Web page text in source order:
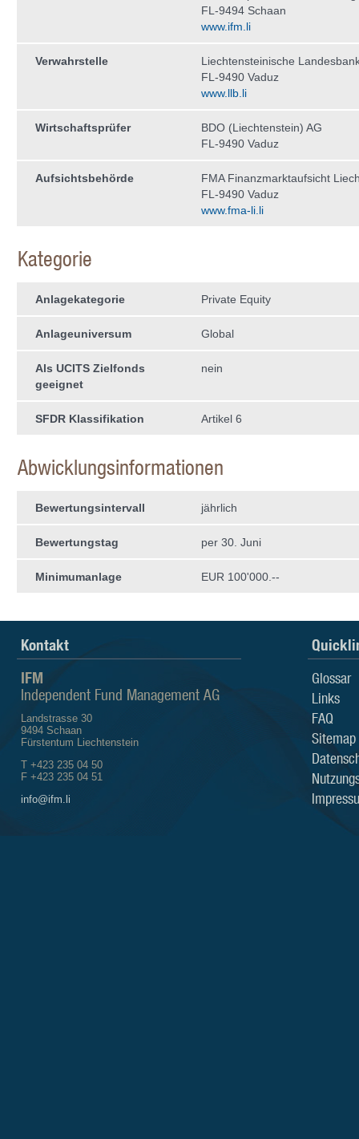
FL-9494 Schaan
www.ifm.li
Verwahrstelle
Liechtensteinische
FL-9490 Vaduz
www.llb.li
Wirtschaftsprüfer
BDO (Liechtenstein) AG
FL-9490 Vaduz
Aufsichtsbehörde
FMA Finanzmarktaufsicht
FL-9490 Vaduz
www.fma-li.li
Kategorie
Anlagekategorie Private Equity
Anlageuniversum Global
Als UCITS Zielfonds
geeignet
nein
SFDR Klassifikation Artikel 6
Abwicklungsinformationen
Bewertungsintervall jährlich
Bewertungstag per 30. Juni
Minimumanlage EUR 100'000.--
Kontakt
IFM
Independent Fund Management AG
Landstrasse 30
9494 Schaan
Fürstentum Liechtenstein
T +423 235 04 50
F +423 235 04 51
info@ifm.li
Glossar
Links
FAQ
Sitemap